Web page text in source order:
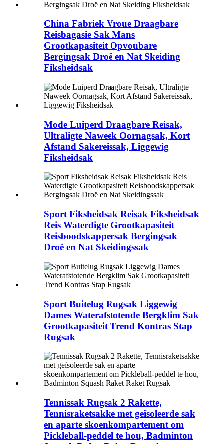
China Fabriek Vroue Draagbare
Reisbagasie Sak Mans
Grootkapasiteit Opvoubare
Bergingsak Droë en Nat Skeiding
Fiksheidsak
Mode Luiperd Draagbare Reisak,
Ultraligte Naweek Oornagsak, Kort
Afstand Sakereissak, Liggewig
Fiksheidsak
Sport Fiksheidsak Reisak Fiksheidsak
Reis Waterdigte Grootkapasiteit
Reisboodskappersak Bergingsak
Droë en Nat Skeidingssak
Sport Buitelug Rugsak Liggewig
Dames Waterafstotende Bergklim Sak
Grootkapasiteit Trend Kontras Stap
Rugsak
Tennissak Rugsak 2 Rakette,
Tennisraketsakke met geïsoleerde sak
en aparte skoenkompartement om
Pickleball-peddel te hou, Badminton